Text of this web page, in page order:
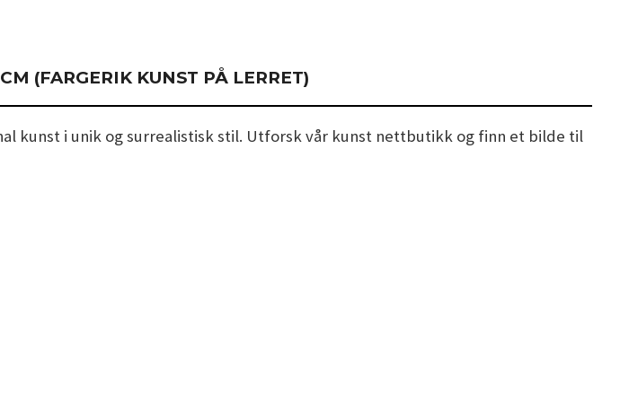
(FARGERIK KUNST PÅ LERRET)
kunst i unik og surrealistisk stil. Utforsk vår kunst nettbutikk og finn et bilde til